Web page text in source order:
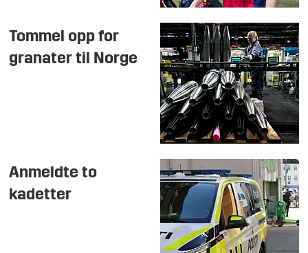
Tommel opp for
granater til Norge
Anmeldte to
kadetter